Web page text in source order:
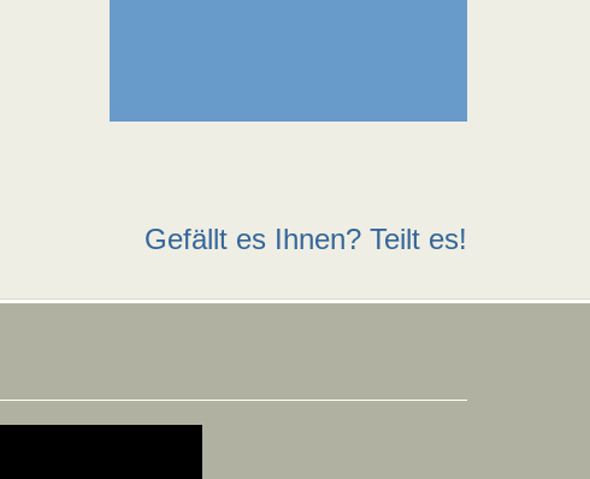
Gefällt es Ihnen? Teilt es!